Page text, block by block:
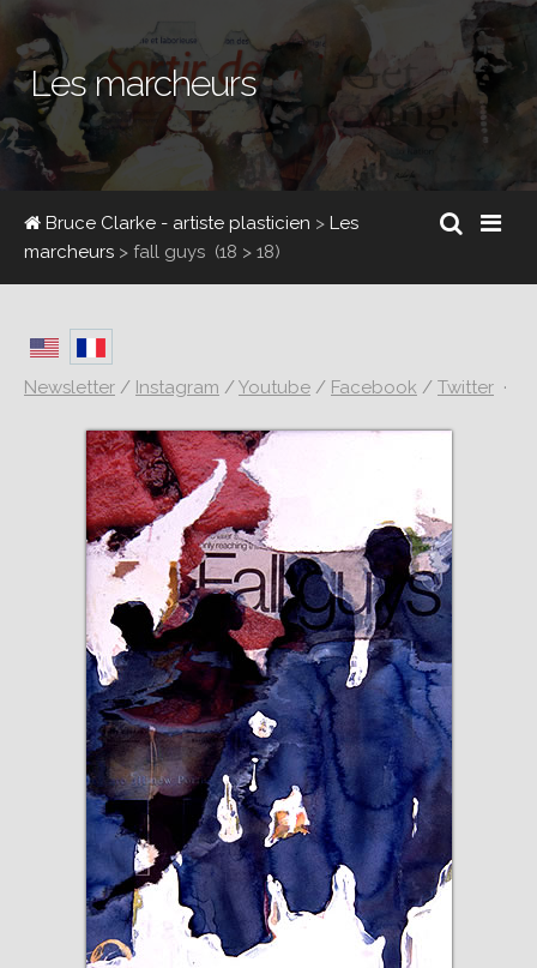
Les marcheurs
Bruce Clarke - artiste plasticien > Les
marcheurs > fall guys (18 > 18)
Newsletter / Instagram /Youtube / Facebook / Twitter ·